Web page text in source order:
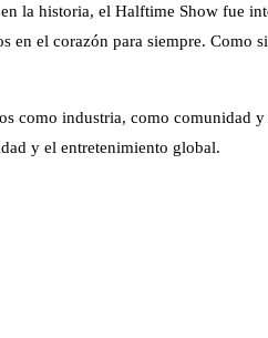
la historia, el Halftime Show fue
el corazón para siempre. Como
como industria, como comunidad
y el entretenimiento global.